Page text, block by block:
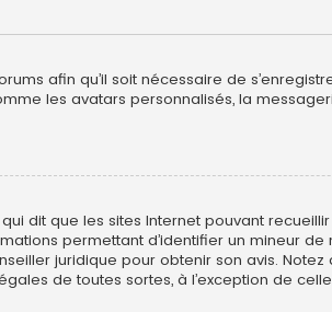
afin qu’il soit nécessaire de
les avatars personnalisés, la
dit que les sites Internet pouvant
permettant d’identifier un mineur de
juridique pour obtenir son avis.
de toutes sortes, à l’exception de